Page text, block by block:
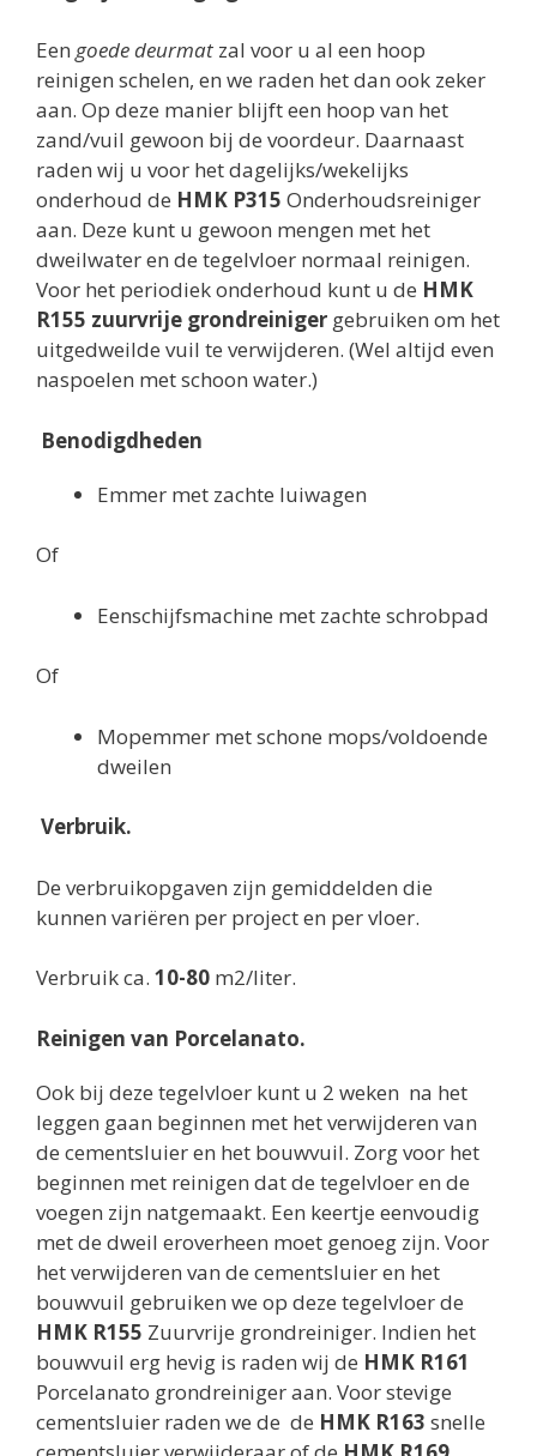
Een goede deurmat zal voor u al een hoop
reinigen schelen, en we raden het dan ook zeker
aan. Op deze manier blijft een hoop van het
zand/vuil gewoon bij de voordeur. Daarnaast
raden wij u voor het dagelijks/wekelijks
onderhoud de HMK P315 Onderhoudsreiniger
aan. Deze kunt u gewoon mengen met het
dweilwater en de tegelvloer normaal reinigen.
Voor het periodiek onderhoud kunt u de HMK
R155 zuurvrije grondreiniger gebruiken om het
uitgedweilde vuil te verwijderen. (Wel altijd even
naspoelen met schoon water.)
Benodigdheden
Emmer met zachte luiwagen
Of
Eenschijfsmachine met zachte schrobpad
Of
Mopemmer met schone mops/voldoende
dweilen
Verbruik.
De verbruikopgaven zijn gemiddelden die
kunnen variëren per project en per vloer.
Verbruik ca. 10-80 m2/liter.
Reinigen van Porcelanato.
Ook bij deze tegelvloer kunt u 2 weken na het
leggen gaan beginnen met het verwijderen van
de cementsluier en het bouwvuil. Zorg voor het
beginnen met reinigen dat de tegelvloer en de
voegen zijn natgemaakt. Een keertje eenvoudig
met de dweil eroverheen moet genoeg zijn. Voor
het verwijderen van de cementsluier en het
bouwvuil gebruiken we op deze tegelvloer de
HMK R155 Zuurvrije grondreiniger. Indien het
bouwvuil erg hevig is raden wij de HMK R161
Porcelanato grondreiniger aan. Voor stevige
cementsluier raden we de de HMK R163 snelle